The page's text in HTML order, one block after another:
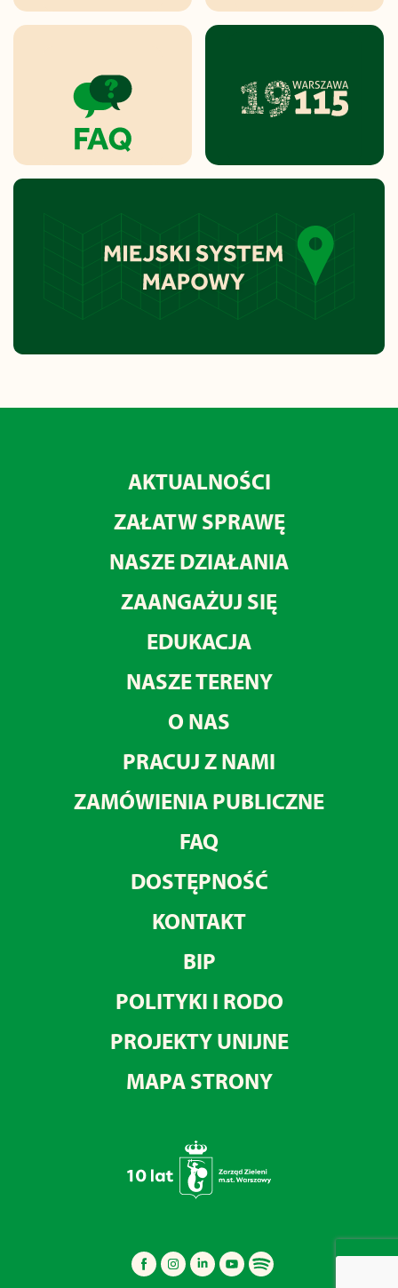
AKTUALNOŚCI
ZAŁATW SPRAWĘ
NASZE DZIAŁANIA
ZAANGAŻUJ SIĘ
EDUKACJA
NASZE TERENY
O NAS
PRACUJ Z NAMI
ZAMÓWIENIA PUBLICZNE
FAQ
DOSTĘPNOŚĆ
KONTAKT
BIP
POLITYKI I RODO
PROJEKTY UNIJNE
MAPA STRONY